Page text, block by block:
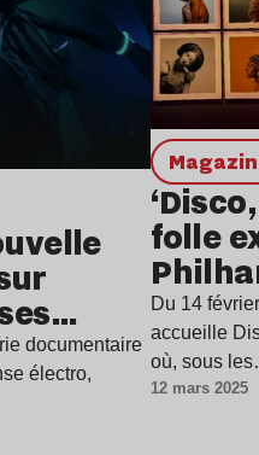
sur Arte
documentaire
électro,
folle
Du 14
accueille
où, sous
12 mars 2025